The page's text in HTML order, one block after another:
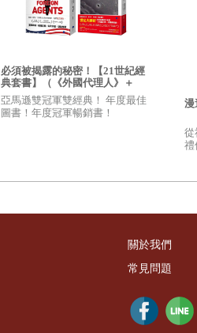
必須被揭露的秘密！【21世紀經
典套書】（《外國代理人》＋
《迫在眉睫》）
亞馬遜雙冠軍雙經典！ 年度最佳
圖書！年度冠軍暢銷書！
漫
從
關於我們
常見問題